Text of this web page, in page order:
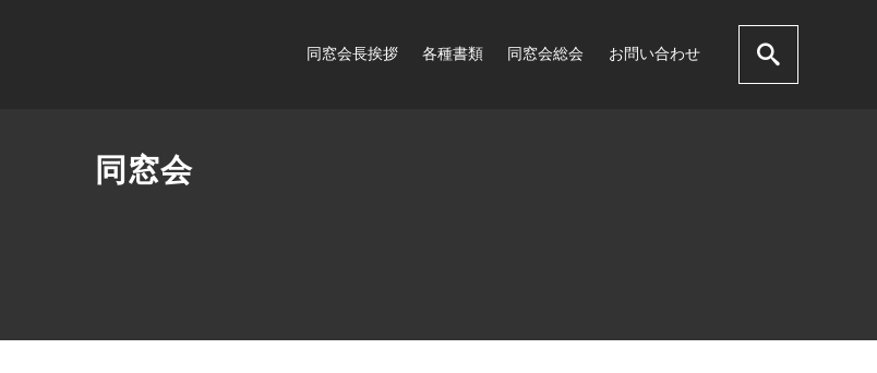
同窓会長挨拶 各種書類 同窓会総会 お問い合わせ
同窓会